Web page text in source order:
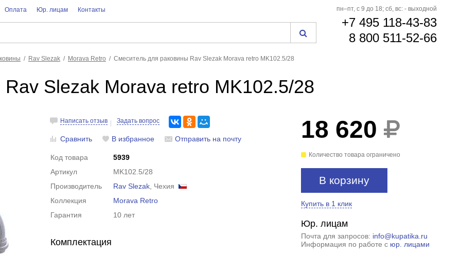
Оплата Юр. лицам Контакты пн–пт, с 9 до 18; сб, вс: - выходной
+7 495 118-43-83
8 800 511-52-66
Rav Slezak Morava Retro Смеситель для раковины Rav Slezak Morava retro MK102.5/28
Slezak Morava retro MK102.5/28
Написать отзыв Задать вопрос
Сравнить В избранное Отправить на почту
Код товара
5939
Артикул
MK102.5/28
Производитель
Rav Slezak , Чехия
Коллекция
Morava Retro
Гарантия
10 лет
Комплектация
18 620
Количество товара ограничено
В корзину
Купить в 1 клик
Юр. лицам
Почта для запросов: info@kupatika.ru
Информация по работе с юр. лицами